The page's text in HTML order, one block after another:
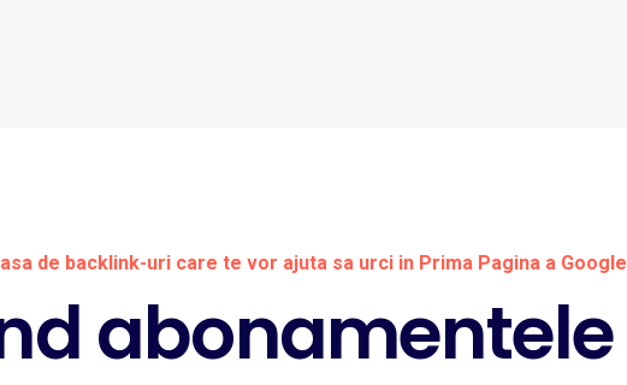
de backlink-uri care te vor ajuta sa urci in Prima Pagina a Google
abonamentele